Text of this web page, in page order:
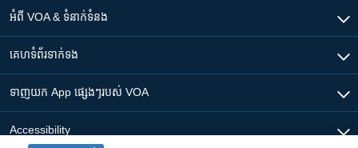
អំពី​ VOA & ទំនាក់ទំនង
គេហទំព័រ​​ទាក់ទង
ទាញយក​ App ផ្សេងៗ​របស់​ VOA
Accessibility